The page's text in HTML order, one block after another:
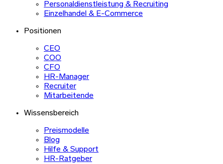
Personaldienstleistung & Recruiting
Einzelhandel & E-Commerce
Positionen
CEO
COO
CFO
HR-Manager
Recruiter
Mitarbeitende
Wissensbereich
Preismodelle
Blog
Hilfe & Support
HR-Ratgeber